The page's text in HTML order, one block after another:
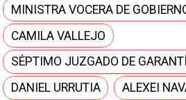
MINISTRA VOCERA DE
CAMILA VALLEJO
SÉPTIMO JUZGADO DE
DANIEL URRUTIA
ALEXEI